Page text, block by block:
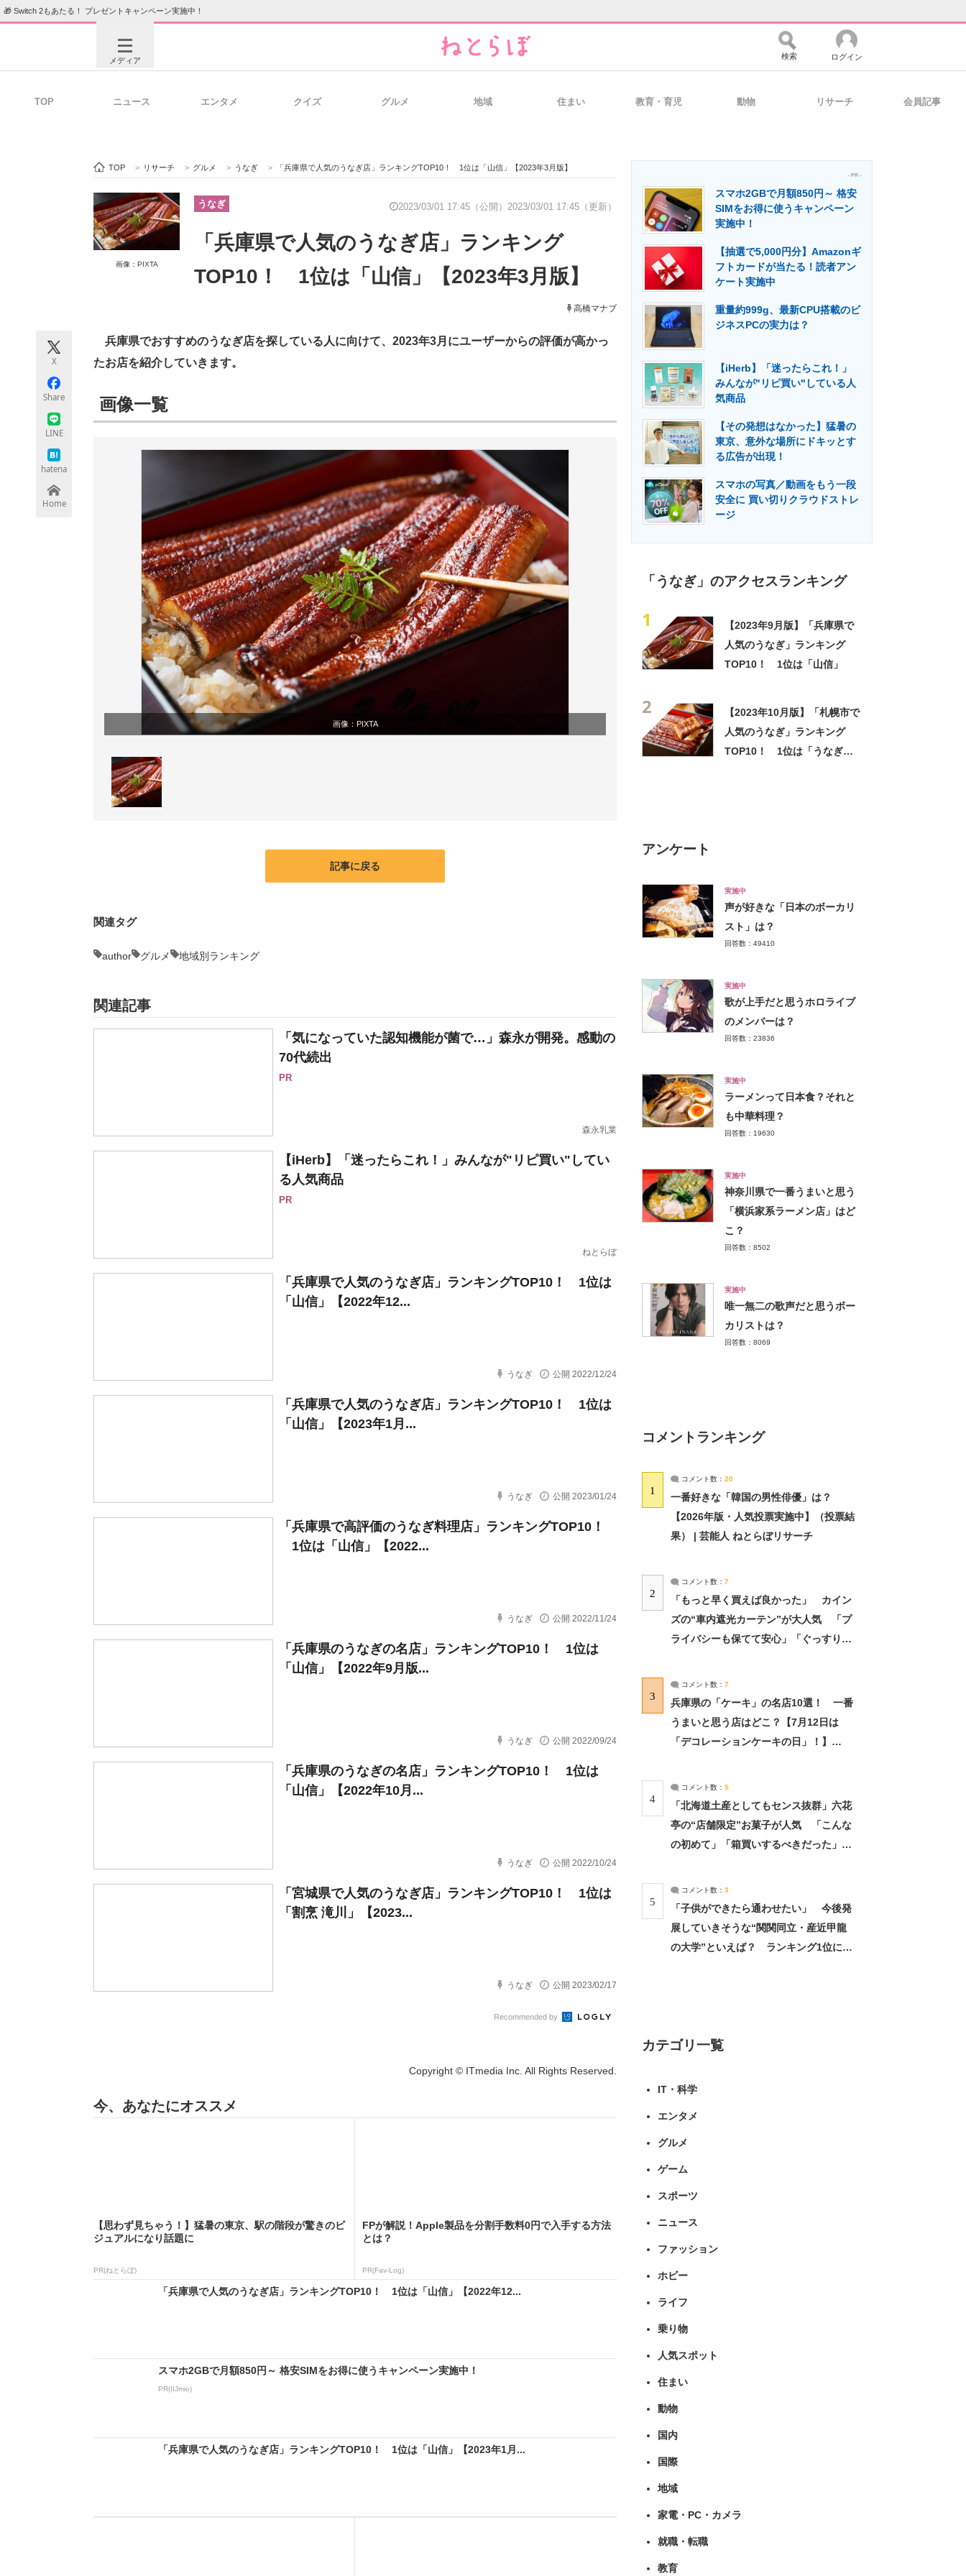
🎁 Switch 2もあたる！ プレゼントキャンペーン実施中！
メディア
ビジネスと働き方のヒント 経営リーダーのコミュニティ マーケ×ITの今がよく分かる
ITエンジニア向け専門サイト 企業向けIT製品の総合サイト IT製品の技術・比較・事例 製造業のIT導入・活用を支援
エネルギーの専門メディア 建設×テクノロジーの最前線
ちょっと気になるネットの話題
検索 ログイン
TOP ニュース エンタメ クイズ グルメ 地域 住まい 教育・育児 動物 リサーチ 会員記事
TOP > リサーチ > グルメ > うなぎ > 「兵庫県で人気のうなぎ店」ランキングTOP10！ 1位は「山信」【2023年3月版】
画像：PIXTA
うなぎ 2023/03/01 17:45（公開） 2023/03/01 17:45（更新）
「兵庫県で人気のうなぎ店」ランキング
TOP10！ 1位は「山信」【2023年3月版】
高橋マナブ
X
Share
LINE
hatena
Home
兵庫県でおすすめのうなぎ店を探している人に向けて、2023年3月にユーザーからの評価が高かっ
たお店を紹介していきます。
画像一覧
画像：PIXTA
記事に戻る
関連タグ
author グルメ 地域別ランキング
関連記事
「気になっていた認知機能が菌で…」森永が開発。感動の
70代続出
PR
森永乳業
【iHerb】「迷ったらこれ！」みんなが"リピ買い"してい
る人気商品
PR
ねとらぼ
「兵庫県で人気のうなぎ店」ランキングTOP10！ 1位は
「山信」【2022年12...
うなぎ 公開 2022/12/24
「兵庫県で人気のうなぎ店」ランキングTOP10！ 1位は
「山信」【2023年1月...
うなぎ 公開 2023/01/24
「兵庫県で高評価のうなぎ料理店」ランキングTOP10！
1位は「山信」【2022...
うなぎ 公開 2022/11/24
「兵庫県のうなぎの名店」ランキングTOP10！ 1位は
「山信」【2022年9月版...
うなぎ 公開 2022/09/24
「兵庫県のうなぎの名店」ランキングTOP10！ 1位は
「山信」【2022年10月...
うなぎ 公開 2022/10/24
「宮城県で人気のうなぎ店」ランキングTOP10！ 1位は
「割烹 滝川」【2023...
うなぎ 公開 2023/02/17
Recommended by
Copyright © ITmedia Inc. All Rights Reserved.
今、あなたにオススメ
【思わず見ちゃう！】猛暑の東京、駅の階段が驚きのビ
ジュアルになり話題に
PR(ねとらぼ)
FPが解説！Apple製品を分割手数料0円で入手する方法
とは？
PR(Fav-Log)
「兵庫県で人気のうなぎ店」ランキングTOP10！ 1位は「山信」【2022年12...
スマホ2GBで月額850円～ 格安SIMをお得に使うキャンペーン実施中！
PR(IIJmio)
「兵庫県で人気のうなぎ店」ランキングTOP10！ 1位は「山信」【2023年1月...
- PR -
スマホ2GBで月額850円～ 格安
SIMをお得に使うキャンペーン
実施中！
【抽選で5,000円分】Amazonギ
フトカードが当たる！読者アン
ケート実施中
重量約999g、最新CPU搭載のビ
ジネスPCの実力は？
【iHerb】「迷ったらこれ！」
みんなが"リピ買い"している人
気商品
【その発想はなかった】猛暑の
東京、意外な場所にドキッとす
る広告が出現！
スマホの写真／動画をもう一段
安全に 買い切りクラウドストレ
ージ
「うなぎ」のアクセスランキング
1
【2023年9月版】「兵庫県で
人気のうなぎ」ランキング
TOP10！ 1位は「山信」
2
【2023年10月版】「札幌市で
人気のうなぎ」ランキング
TOP10！ 1位は「うなぎ加
アンケート
実施中
声が好きな「日本のボーカリ
スト」は？
回答数：49410
実施中
歌が上手だと思うホロライブ
のメンバーは？
回答数：23836
実施中
ラーメンって日本食？それと
も中華料理？
回答数：19630
実施中
神奈川県で一番うまいと思う
「横浜家系ラーメン店」はど
こ？
回答数：8502
実施中
唯一無二の歌声だと思うボー
カリストは？
回答数：8069
コメントランキング
1
コメント数： 20
一番好きな「韓国の男性俳優」は？
【2026年版・人気投票実施中】（投票結
果） | 芸能人 ねとらぼリサーチ
2
コメント数： 7
「もっと早く買えば良かった」 カイン
ズの“車内遮光カーテン”が大人気 「プ
ライバシーも保てて安心」「ぐっすり眠
3
コメント数： 7
兵庫県の「ケーキ」の名店10選！ 一番
うまいと思う店はどこ？【7月12日は
「デコレーションケーキの日」！】
4
コメント数： 5
「北海道土産としてもセンス抜群」六花
亭の“店舗限定”お菓子が人気 「こんな
の初めて」「箱買いするべきだった」
5
コメント数： 3
「子供ができたら通わせたい」 今後発
展していきそうな“関関同立・産近甲龍
の大学”といえば？ ランキング1位に学
カテゴリ一覧
IT・科学
エンタメ
グルメ
ゲーム
スポーツ
ニュース
ファッション
ホビー
ライフ
乗り物
人気スポット
住まい
動物
国内
国際
地域
家電・PC・カメラ
就職・転職
教育